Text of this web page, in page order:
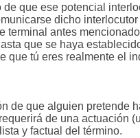
que ese potencial
dicho
terminal antes
que se haya
que tú eres realmente el
de que alguien pretende
de una actuación
y factual del término.